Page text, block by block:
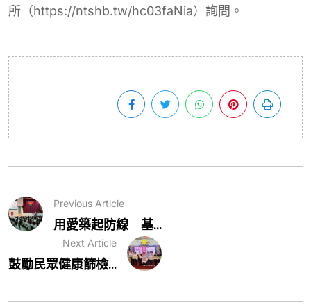
所（https://ntshb.tw/hc03faNia）詢問。
Previous Article
用愛築起防線 基...
Next Article
鼓勵民眾健康篩檢...